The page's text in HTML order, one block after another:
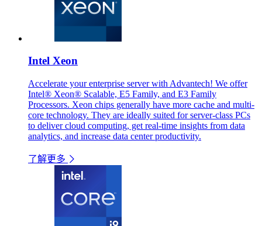
Intel Xeon
Accelerate your enterprise server with Advantech! We offer
Intel® Xeon® Scalable, E5 Family, and E3 Family
Processors. Xeon chips generally have more cache and multi-
core technology. They are ideally suited for server-class PCs
to deliver cloud computing, get real-time insights from data
analytics, and increase data center productivity.
了解更多